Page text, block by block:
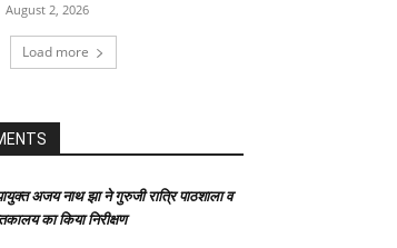
August 2, 2026
Load more
अजय नाथ झा ने गुरुजी रात्रि पाठशाला व
का किया निरीक्षण